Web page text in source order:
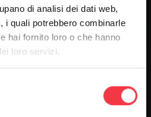
di analisi dei dati web,
i quali potrebbero combinarle
hai fornito loro o che hanno
loro servizi.
e l’alta qualità dei
dei canali perforati
migliori prodotti per la
oggi sul mercato.